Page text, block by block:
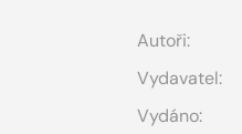
Autoři:
Vydavatel:
Vydáno: